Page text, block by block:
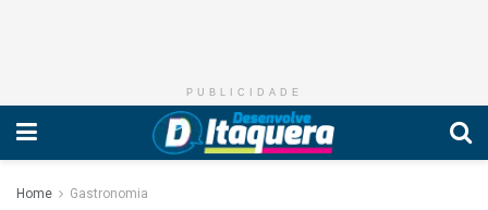
PUBLICIDADE
Home Gastronomia